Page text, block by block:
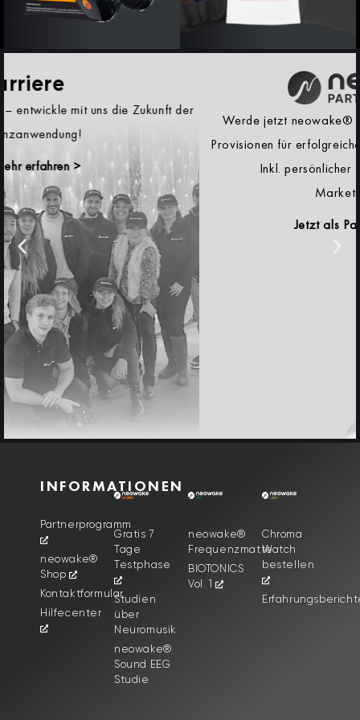
Werde jetzt neowake® Partner und verdiene attraktive
Provisionen für erfolgreiche Empfehlungen unserer Produkte.
Inkl. persönlicher Betreuung und erprobten
Marketingmaterialien.
Jetzt als Partner registrieren >
INFORMATIONEN
Partnerprogramm
neowake®
Shop
Kontaktformular
Hilfecenter
Gratis 7
Tage
Testphase
Studien
über
Neuromusik
neowake®
Sound EEG
Studie
neowake®
Frequenzmatte
BIOTONICS
Vol. 1
Chroma
Watch
bestellen